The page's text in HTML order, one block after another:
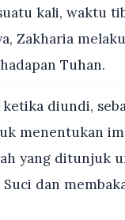
kali, waktu
Zakharia
Tuhan.
ketika diundi,
menentukan
yang ditunjuk
dan